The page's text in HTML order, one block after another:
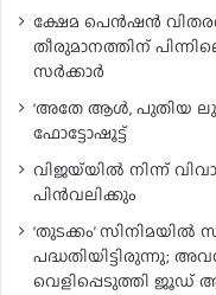
ക്ഷേമ പെൻഷൻ
തീരുമാനത്തിന്
സർക്കാർ
‘അതേ ആൾ, പുതിയ
ഫോട്ടോഷൂട്ട്
വിജയ്‌യിൽ നിന്ന്
പിൻവലിക്കും
‘തുടക്കം’ സിനിമയിൽ
പദ്ധതിയിട്ടിരുന്നു;
വെളിപ്പെടുത്തി ജൂഡ്